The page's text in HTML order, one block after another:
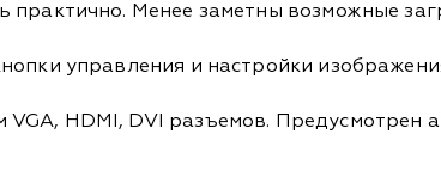
Менее заметны возможные
управления и настройки
VGA, HDMI, DVI разъемов.